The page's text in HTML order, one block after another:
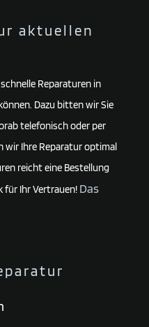
aktuellen
Reparaturen in
Dazu bitten wir Sie
telefonisch oder per
wir Ihre Reparatur optimal
reicht eine Bestellung
für Ihr Vertrauen! Das